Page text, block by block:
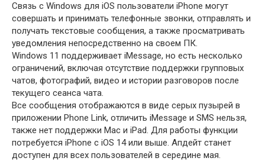
Связь с Windows для iOS пользователи iPhone могут
совершать и принимать телефонные звонки, отправлять и
получать текстовые сообщения, а также просматривать
уведомления непосредственно на своем ПК.
Windows 11 поддерживает iMessage, но есть несколько
ограничений, включая отсутствие поддержки групповых
чатов, фотографий, видео и истории разговоров после
текущего сеанса чата.
Все сообщения отображаются в виде серых пузырей в
приложении Phone Link, отличить iMessage и SMS нельзя,
также нет поддержки Mac и iPad. Для работы функции
потребуется iPhone с iOS 14 или выше. Апдейт станет
доступен для всех пользователей в середине мая.